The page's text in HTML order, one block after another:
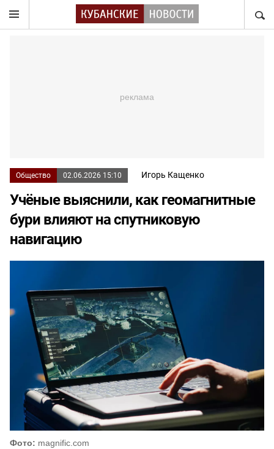
Общество 02.06.2026 15:10 Игорь Кащенко
Учёные выяснили, как геомагнитные
бури влияют на спутниковую
навигацию
Фото: magnific.com